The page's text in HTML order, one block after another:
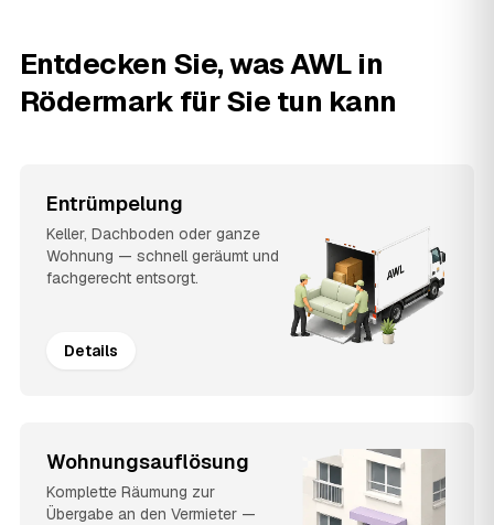
Entdecken Sie, was AWL in
Rödermark für Sie tun kann
Entrümpelung
Keller, Dachboden oder ganze
Wohnung — schnell geräumt und
fachgerecht entsorgt.
Details
Wohnungsauflösung
Komplette Räumung zur
Übergabe an den Vermieter —